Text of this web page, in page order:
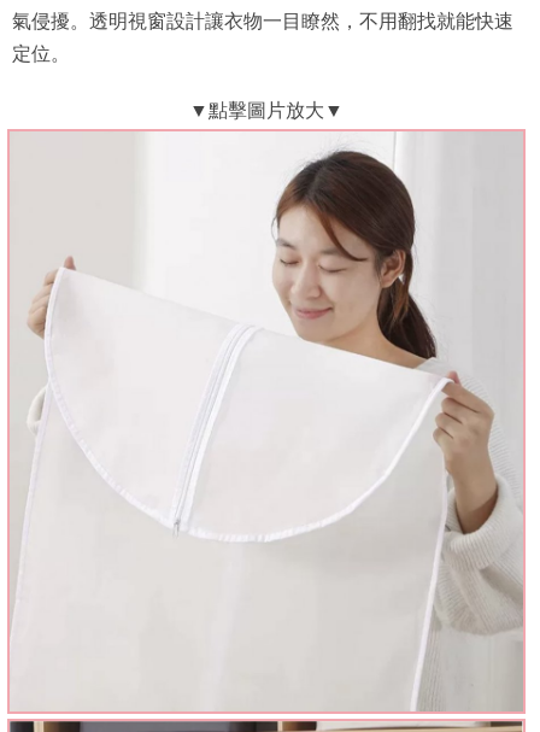
氣侵擾。透明視窗設計讓衣物一目瞭然，不用翻找就能快速
定位。